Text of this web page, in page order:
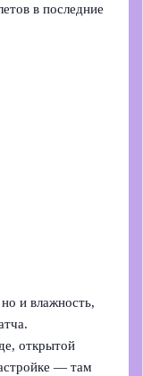
в последние
и влажность,
открытой
— там